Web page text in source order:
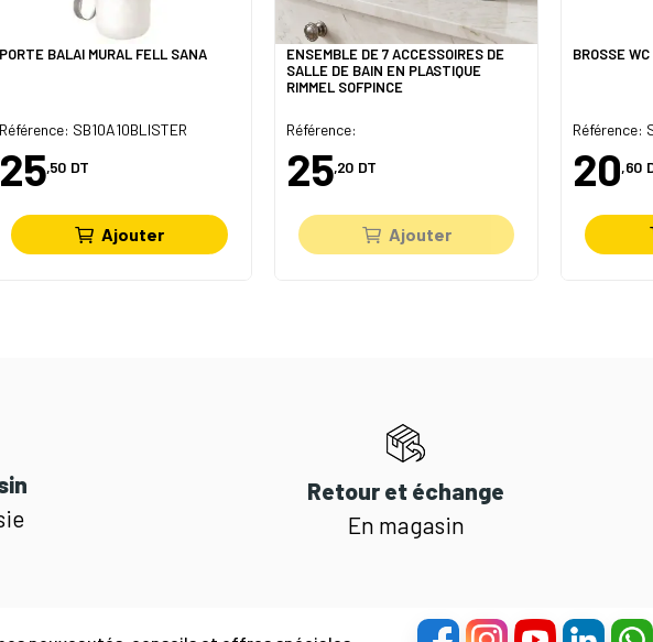
PORTE BALAI MURAL FELL SANA
Référence: SB10A10BLISTER
25,50 DT
Ajouter
ENSEMBLE DE 7 ACCESSOIRES DE
SALLE DE BAIN EN PLASTIQUE
RIMMEL SOFPINCE
Référence:
25,20 DT
Ajouter
BROSSE
Référence:
20,60
Retour et échange
En magasin